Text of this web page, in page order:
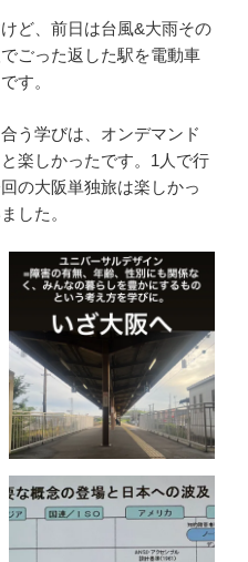
ど、前日は台風&大雨その
ごった返した駅を電動車
す。
う学びは、オンデマンド
楽しかったです。1人で行
の大阪単独旅は楽しかっ
した。